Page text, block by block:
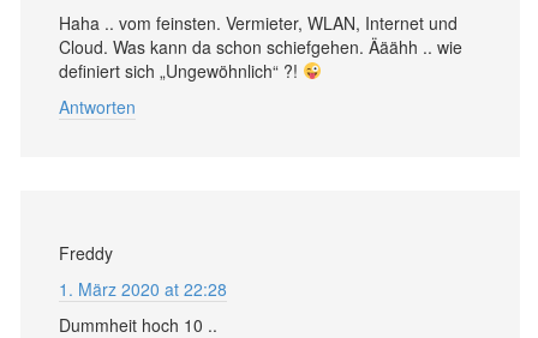
Haha .. vom feinsten. Vermieter, WLAN, Internet und
Cloud. Was kann da schon schiefgehen. Ääähh .. wie
definiert sich „Ungewöhnlich“ ?!
Antworten
Freddy
1. März 2020 at 22:28
Dummheit hoch 10 ..